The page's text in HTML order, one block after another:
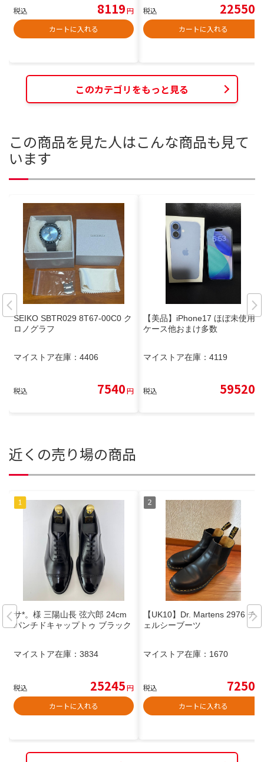
税込 8119円
カートに入れる
税込 22550
カートに入れる
このカテゴリをもっと見る
この商品を見た人はこんな商品も見て
います
SEIKO SBTR029 8T67-00C0 ク
ロノグラフ
マイストア在庫： 4406
税込 7540円
【美品】iPhone17 ほぼ未使用
ケース他おまけ多数
マイストア在庫： 4119
税込 59520
近くの売り場の商品
サ*。様 三陽山長 弦六郎 24cm
パンチドキャップトゥ ブラック
マイストア在庫： 3834
税込 25245円
カートに入れる
【UK10】Dr. Martens 2976 チ
ェルシーブーツ
マイストア在庫： 1670
税込 7250
カートに入れる